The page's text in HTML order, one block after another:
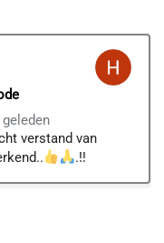
verstand van
.!!